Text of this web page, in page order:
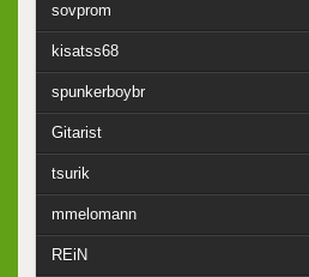
sovprom
kisatss68
spunkerboybr
Gitarist
tsurik
mmelomann
REiN